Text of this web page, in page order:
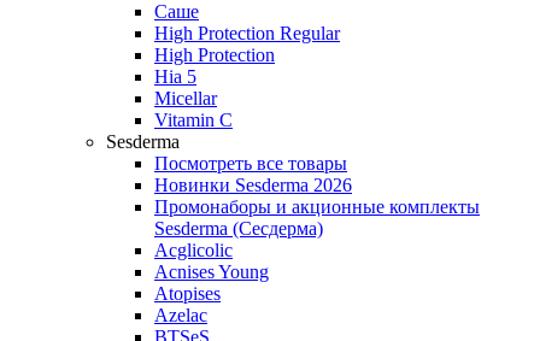
Саше
High Protection Regular
High Protection
Hia 5
Micellar
Vitamin C
Sesderma
Посмотреть все товары
Новинки Sesderma 2026
Промонаборы и акционные комплекты
Sesderma (Сесдерма)
Acglicolic
Acnises Young
Atopises
Azelac
BTSeS